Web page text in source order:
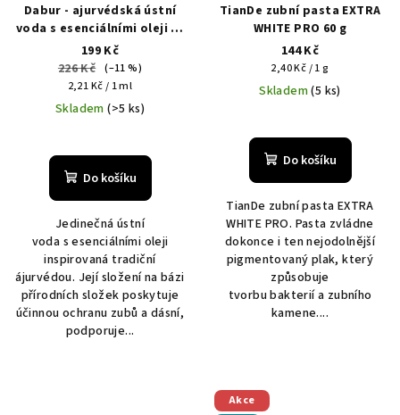
Dabur - ajurvédská ústní
voda s esenciálními oleji 90
ml
199 Kč
226 Kč (–11 %)
Měrná
cena:
2,21 Kč / 1 ml
Skladem(>5 ks)
Do košíku
Jedinečná ústní
voda s esenciálními oleji
inspirovaná tradiční
ájurvédou. Její složení na bázi
přírodních složek poskytuje
účinnou ochranu zubů a dásní,
podporuje...
TianDe zubní pasta EXTRA
WHITE PRO 60 g
144 Kč
Měrná
cena:
2,40 Kč / 1 g
Skladem(5 ks)
Do košíku
TianDe zubní pasta EXTRA
WHITE PRO. Pasta zvládne
dokonce i ten nejodolnější
pigmentovaný plak, který
způsobuje
tvorbu bakterií a zubního
kamene....
Akce